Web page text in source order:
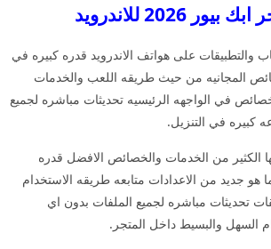
للاندرويد
والتطبيقات على هواتف الاندرويد قدره كبيره في
المجانيه من حيث طريقه اللعب والخدمات
في الواجهه الرئيسيه تحديثات مباشره لجميع
كبيره في التنزيل.
الكثير من الخدمات والخصائص الافضل قدره
هو جديد من الاعدادات متابعه طريقه الاستخدام
تحديثات مباشره لجميع الملفات بدون اي
السهل والبسيط داخل المتجر.